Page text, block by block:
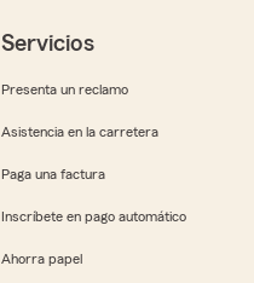
Servicios
Presenta un reclamo
Asistencia en la carretera
Paga una factura
Inscríbete en pago automático
Ahorra papel